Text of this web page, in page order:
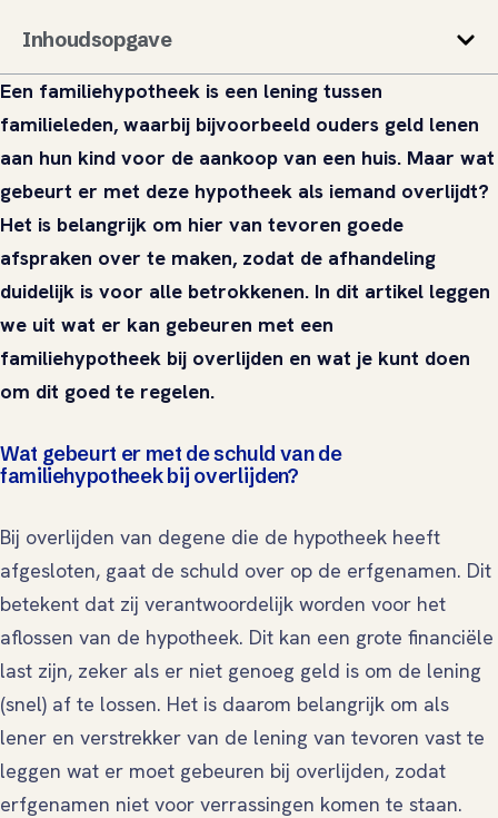
Inhoudsopgave
Een familiehypotheek is een lening tussen
familieleden, waarbij bijvoorbeeld ouders geld lenen
aan hun kind voor de aankoop van een huis. Maar wat
gebeurt er met deze hypotheek als iemand overlijdt?
Het is belangrijk om hier van tevoren goede
afspraken over te maken, zodat de afhandeling
duidelijk is voor alle betrokkenen. In dit artikel leggen
we uit wat er kan gebeuren met een
familiehypotheek bij overlijden en wat je kunt doen
om dit goed te regelen.
Wat gebeurt er met de schuld van de
familiehypotheek bij overlijden?
Bij overlijden van degene die de hypotheek heeft
afgesloten, gaat de schuld over op de erfgenamen. Dit
betekent dat zij verantwoordelijk worden voor het
aflossen van de hypotheek. Dit kan een grote financiële
last zijn, zeker als er niet genoeg geld is om de lening
(snel) af te lossen. Het is daarom belangrijk om als
lener en verstrekker van de lening van tevoren vast te
leggen wat er moet gebeuren bij overlijden, zodat
erfgenamen niet voor verrassingen komen te staan.